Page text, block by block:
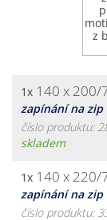
1x 140 x 200/
zapínání na zip
číslo produktu:
skladem
1x 140 x 220/
zapínání na zip
číslo produktu: